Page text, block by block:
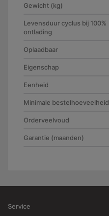
Gewicht (kg)
Levensduur cyclus bij 100%
ontlading
Oplaadbaar
Eigenschap
Eenheid
Minimale bestelhoeveelheid
Orderveelvoud
Garantie (maanden)
Service